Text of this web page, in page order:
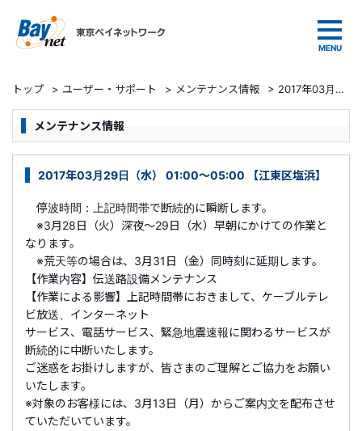
トップ > ユーザー・サポート > メンテナンス情報 > 2017年03月29日（水） 01:00～05:00 【江東区塩浜】
メンテナンス情報
2017年03月29日（水） 01:00～05:00 【江東区塩浜】
停波時間：上記時間帯で断続的に瞬断します。
※3月28日（火）深夜～29日（水）早朝にかけての作業と
なります。
※荒天等の場合は、3月31日（金）同時刻に延期します。
【作業内容】伝送路設備メンテナンス
【作業による影響】上記時間帯におきまして、ケーブルテレ
ビ放送、インターネット
サービス、電話サービス、緊急地震速報に関わるサービスが
断続的に中断いたします。
ご迷惑をお掛けしますが、皆さまのご理解とご協力をお願い
いたします。
※対象のお客様には、3月13日（月）からご案内文を配布させ
ていただいています。